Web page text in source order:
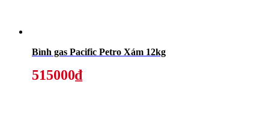
Bình gas Pacific Petro Xám 12kg
515000₫